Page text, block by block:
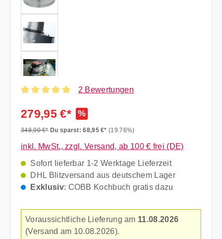
2 Bewertungen
279,95 €* %
348,90 €* Du sparst: 68,95 €*(19.76%)
inkl. MwSt., zzgl. Versand, ab 100 € frei (DE)
Sofort lieferbar 1-2 Werktage Lieferzeit
DHL Blitzversand aus deutschem Lager
Exklusiv: COBB Kochbuch gratis dazu
Voraussichtliche Lieferung am 11.08.2026
(Versand am 10.08.2026).